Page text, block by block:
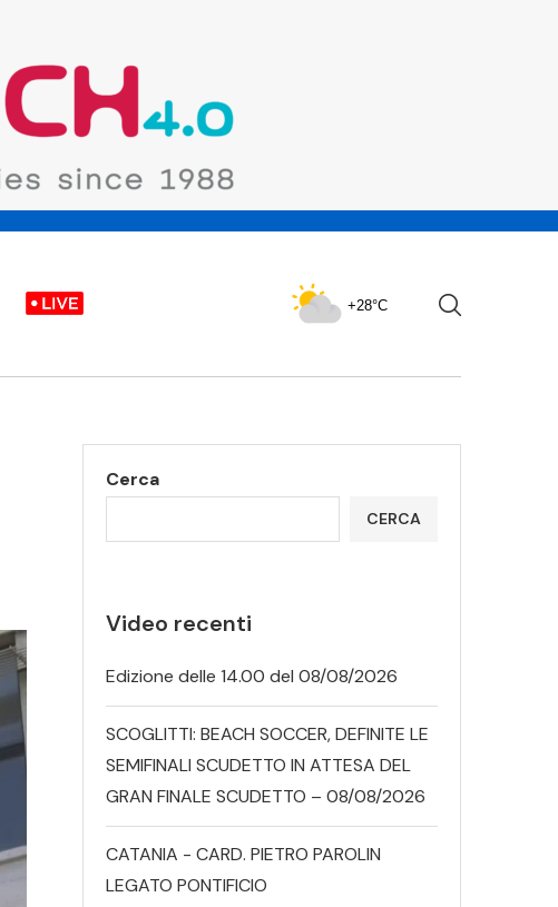
+28°C
Cerca
CERCA
Video recenti
Edizione delle 14.00 del 08/08/2026
SCOGLITTI: BEACH SOCCER, DEFINITE LE
SEMIFINALI SCUDETTO IN ATTESA DEL
GRAN FINALE SCUDETTO – 08/08/2026
CATANIA - CARD. PIETRO PAROLIN
LEGATO PONTIFICIO